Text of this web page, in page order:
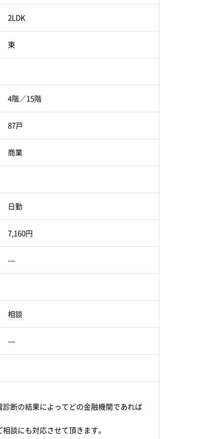
2LDK
東
4階／15階
87戸
商業
日勤
7,160円
---
相談
---
断の結果によってどの金融機関であれば
談にも対応させて頂きます。